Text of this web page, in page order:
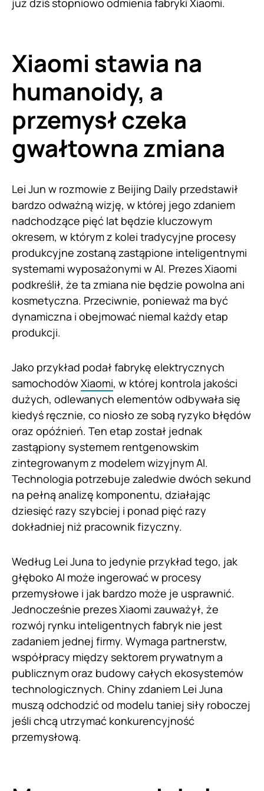
już dziś stopniowo odmienia fabryki Xiaomi.
Xiaomi stawia na
humanoidy, a
przemysł czeka
gwałtowna zmiana
Lei Jun w rozmowie z Beijing Daily przedstawił
bardzo odważną wizję, w której jego zdaniem
nadchodzące pięć lat będzie kluczowym
okresem, w którym z kolei tradycyjne procesy
produkcyjne zostaną zastąpione inteligentnymi
systemami wyposażonymi w AI. Prezes Xiaomi
podkreślił, że ta zmiana nie będzie powolna ani
kosmetyczna. Przeciwnie, ponieważ ma być
dynamiczna i obejmować niemal każdy etap
produkcji.
Jako przykład podał fabrykę elektrycznych
samochodówXiaomi, w której kontrola jakości
dużych, odlewanych elementów odbywała się
kiedyś ręcznie, co niosło ze sobą ryzyko błędów
oraz opóźnień. Ten etap został jednak
zastąpiony systemem rentgenowskim
zintegrowanym z modelem wizyjnym AI.
Technologia potrzebuje zaledwie dwóch sekund
na pełną analizę komponentu, działając
dziesięć razy szybciej i ponad pięć razy
dokładniej niż pracownik fizyczny.
Według Lei Juna to jedynie przykład tego, jak
głęboko AI może ingerować w procesy
przemysłowe i jak bardzo może je usprawnić.
Jednocześnie prezes Xiaomi zauważył, że
rozwój rynku inteligentnych fabryk nie jest
zadaniem jednej firmy. Wymaga partnerstw,
współpracy między sektorem prywatnym a
publicznym oraz budowy całych ekosystemów
technologicznych. Chiny zdaniem Lei Juna
muszą odchodzić od modelu taniej siły roboczej
jeśli chcą utrzymać konkurencyjność
przemysłową.